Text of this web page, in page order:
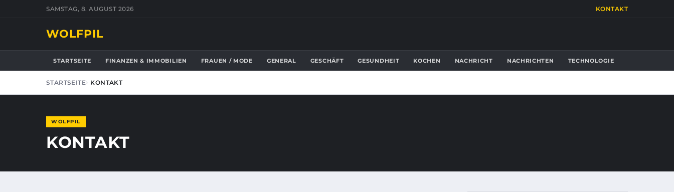
SAMSTAG, 8. AUGUST 2026 KONTAKT
WOLFPIL
STARTSEITE FINANZEN & IMMOBILIEN FRAUEN / MODE GENERAL GESCHÄFT GESUNDHEIT KOCHEN NACHRICHT NACHRICHTEN TECHNOLOGIE
STARTSEITE KONTAKT
WOLFPIL
KONTAKT